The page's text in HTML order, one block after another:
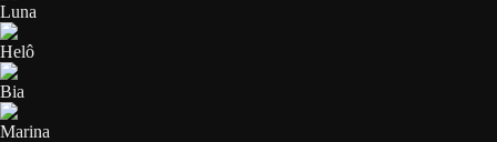
Luna
Helô
Bia
Marina